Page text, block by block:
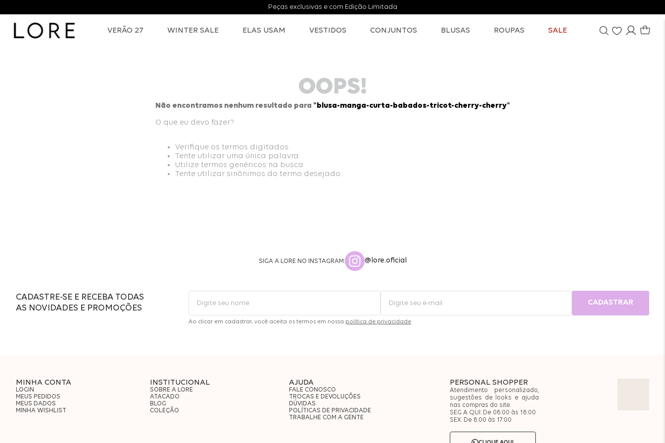
Peças exclusivas e com Edição Limitada
VERÃO 27 WINTER SALE ELAS USAM VESTIDOS CONJUNTOS BLUSAS ROUPAS SALE
OOPS!
Não encontramos nenhum resultado para " blusa-manga-curta-babados-tricot-cherry-cherry"
O que eu devo fazer?
Verifique os termos digitados.
Tente utilizar uma única palavra.
Utilize termos genéricos na busca.
Tente utilizar sinônimos do termo desejado.
SIGA A LORE NO INSTAGRAM: @lore.oficial
CADASTRE-SE E RECEBA TODAS
AS NOVIDADES E PROMOÇÕES
CADASTRAR
Ao clicar em cadastrar, você aceita os termos em nossa política de privacidade
MINHA CONTA
LOGIN
MEUS PEDIDOS
MEUS DADOS
MINHA WISHLIST
INSTITUCIONAL
SOBRE A LORE
ATACADO
BLOG
COLEÇÃO
AJUDA
FALE CONOSCO
TROCAS E DEVOLUÇÕES
DÚVIDAS
POLÍTICAS DE PRIVACIDADE
TRABALHE COM A GENTE
PERSONAL SHOPPER
Atendimento personalizado,
sugestões de looks e ajuda
nas compras do site.
SEG A QUI: De 08:00 às 18:00
SEX: De 8:00 às 17:00